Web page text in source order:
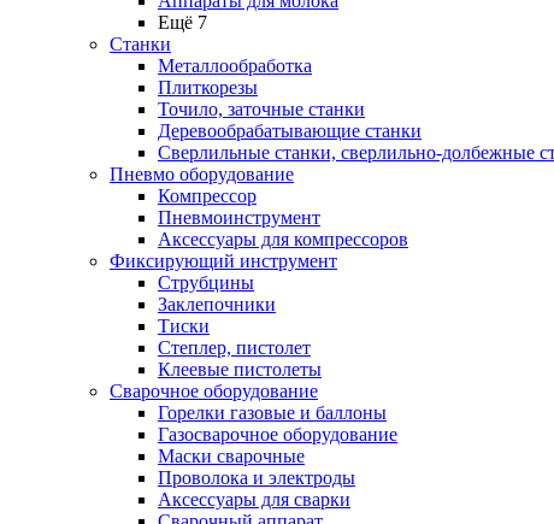
Ещё 7
Станки
Металлообработка
Плиткорезы
Точило, заточные станки
Деревообрабатывающие станки
Сверлильные станки, сверлильно-долбежные
Пневмо оборудование
Компрессор
Пневмоинструмент
Аксессуары для компрессоров
Фиксирующий инструмент
Струбцины
Заклепочники
Тиски
Степлер, пистолет
Клеевые пистолеты
Сварочное оборудование
Горелки газовые и баллоны
Газосварочное оборудование
Маски сварочные
Проволока и электроды
Аксессуары для сварки